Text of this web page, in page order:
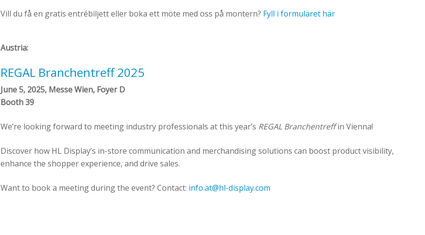
Vill du få en gratis entrébiljetteller boka ett möte med oss på montern? Fyll i formuläret här
Austria:
REGAL Branchentreff 2025
June 5, 2025, Messe Wien, Foyer D
Booth 39
We’re looking forward to meeting industry professionals at this year’s REGAL Branchentreffin Vienna!
Discover how HL Display’s in-store communication and merchandising solutions can boost product visibility,
enhance the shopper experience, and drive sales.
Want to book a meeting during the event? Contact: info.at@hl-display.com